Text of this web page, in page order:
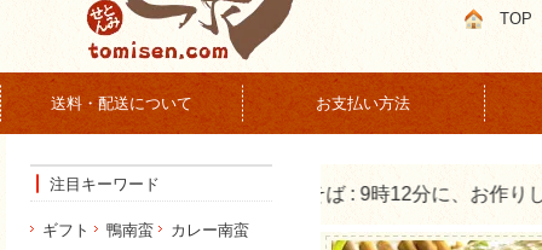
TOP
送料・配送について お支払い方法
注目キーワード
ギフト 鴨南蛮
カレー南蛮